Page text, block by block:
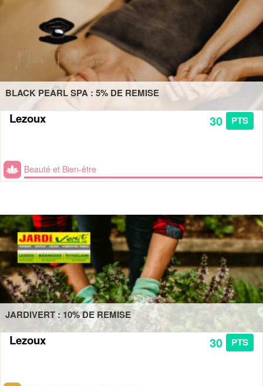
BLACK PEARL SPA : 5% DE REMISE
Lezoux 30 PTS
Beauté et Bien-être
JARDIVERT : 10% DE REMISE
Lezoux 30 PTS